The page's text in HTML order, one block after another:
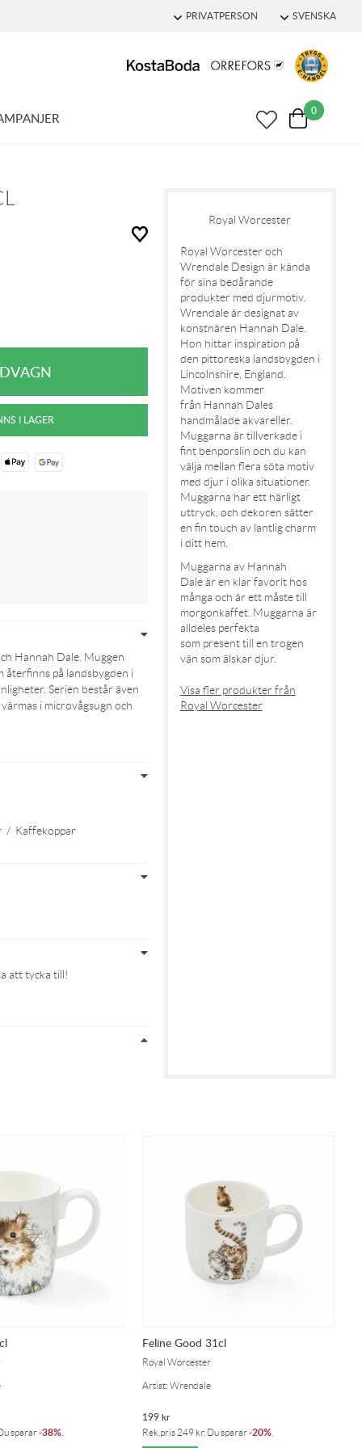
PRIVATPERSON SVENSKA
0
Hannah Dale. Muggen
återfinns på landsbygden i
Serien består även
i microvågsugn och
/ Kaffekoppar
att tycka till!
Royal Worcester
Royal Worcester och
Wrendale Design är kända
för sina bedårande
produkter med djurmotiv.
Wrendale är designat av
konstnären Hannah Dale.
Hon hittar inspiration på
den pittoreska landsbygden i
Lincolnshire, England.
Motiven kommer
från Hannah Dales
handmålade akvareller.
Muggarna är tillverkade i
fint benporslin och du kan
välja mellan flera söta motiv
med djur i olika situationer.
Muggarna har ett härligt
uttryck, och dekoren sätter
en fin touch av lantlig charm
i ditt hem.
Muggarna av Hannah
Dale är en klar favorit hos
många och är ett måste till
morgonkaffet. Muggarna är
alldeles perfekta
som present till en trogen
vän som älskar djur.
Visa fler produkter från
Royal Worcester
sparar-38%
Feline Good 31cl
Royal Worcester
Artist: Wrendale
199kr
Rek.pris 249 kr. Du sparar-20%